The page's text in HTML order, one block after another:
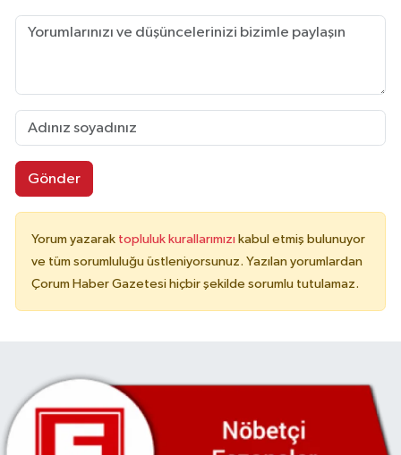
Gönder
Yorum yazarak topluluk kurallarımızı kabul etmiş bulunuyor
ve tüm sorumluluğu üstleniyorsunuz. Yazılan yorumlardan
Çorum Haber Gazetesi hiçbir şekilde sorumlu tutulamaz.